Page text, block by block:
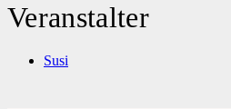
Veranstalter
Susi